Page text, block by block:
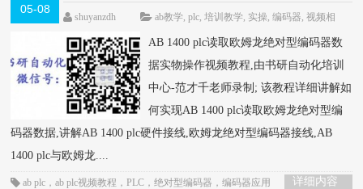
05-08
物操作视频教程-书研自动化培训中心制作
HOT
shuyanzdh ab教学,plc,培训教学, 实操,编码器,视频相
AB 1400 plc读取欧姆龙绝对型编码器数
据实物操作视频教程,由书研自动化培训
中心-范才千老师录制; 该教程详细讲解如
何实现AB 1400 plc读取欧姆龙绝对型编
码器数据,讲解AB 1400 plc硬件接线,欧姆龙绝对型编码器接线,AB
1400 plc与欧姆龙....
详细内容
ab plc ，ab plc视频教程 ，PLC ，绝对型编码器 ，编码器应用